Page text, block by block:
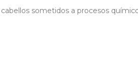
sometidos a procesos